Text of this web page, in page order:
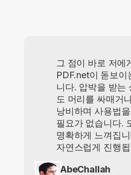
그 점이 바로 저에
PDF.net이 돋보이
니다. 압박을 받는
도 머리를 싸매거
낭비하며 사용법
필요가 없습니다.
명확하게 느껴집
자연스럽게 진행
AbeChallah